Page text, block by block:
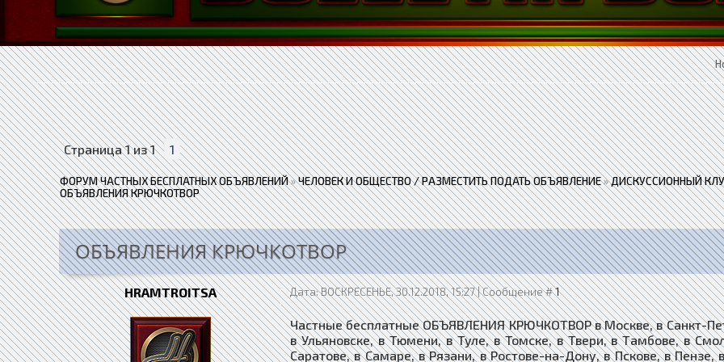
Страница1из1 1
ФОРУМ ЧАСТНЫХ БЕСПЛАТНЫХ ОБЪЯВЛЕНИЙ»ЧЕЛОВЕК И ОБЩЕСТВО / РАЗМЕСТИТЬ ПОДАТЬ ОБЪЯВЛЕНИЕ»ДИСКУССИОННЫЙ
ОБЪЯВЛЕНИЯ КРЮЧКОТВОР
ОБЪЯВЛЕНИЯ КРЮЧКОТВОР
HRAMTROITSA Дата: ВОСКРЕСЕНЬЕ, 30.12.2018, 15:27 | Сообщение #1
Частные бесплатные ОБЪЯВЛЕНИЯ КРЮЧКОТВОР в Москве, в Санкт-
в Ульяновске, в Тюмени, в Туле, в Томске, в Твери, в Тамбове, в
Саратове, в Самаре, в Рязани, в Ростове-на-Дону, в Пскове, в